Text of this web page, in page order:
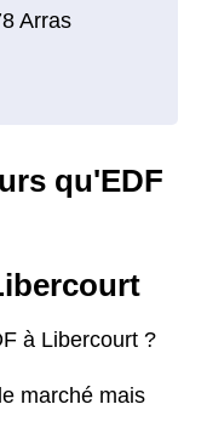
Arras
qu'EDF
à Libercourt ?
marché mais